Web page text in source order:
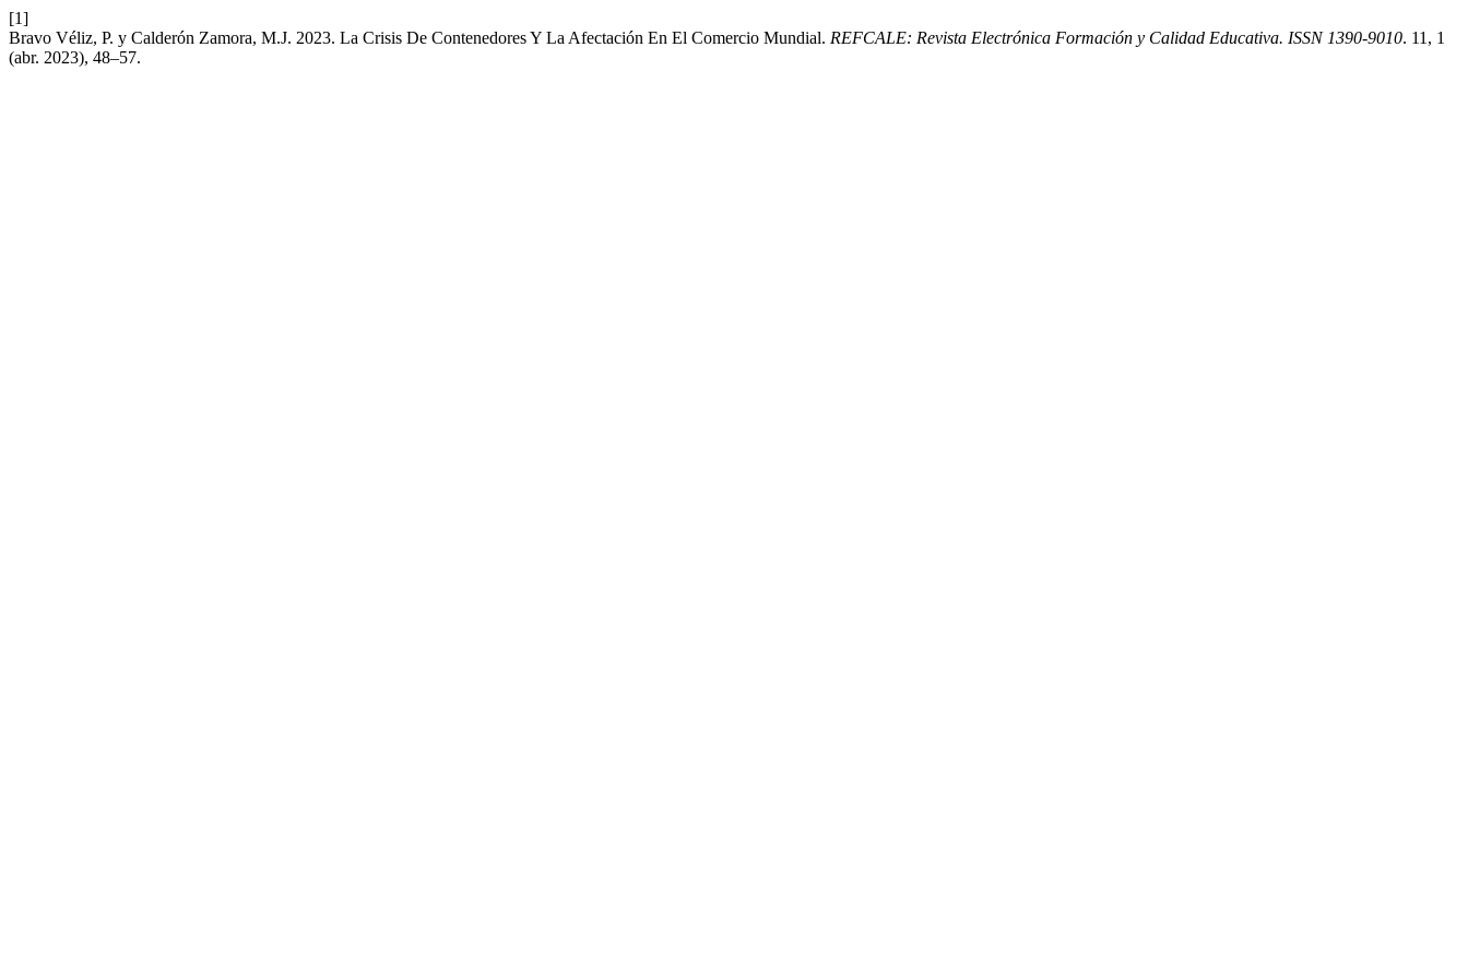
[1]
Bravo Véliz, P. y Calderón Zamora, M.J. 2023. La Crisis De Contenedores Y La Afectación En El Comercio Mundial. REFCALE: Revista Electrónica Formación y Calidad Educativa. ISSN 1390-9010. 11, 1
(abr. 2023), 48–57.